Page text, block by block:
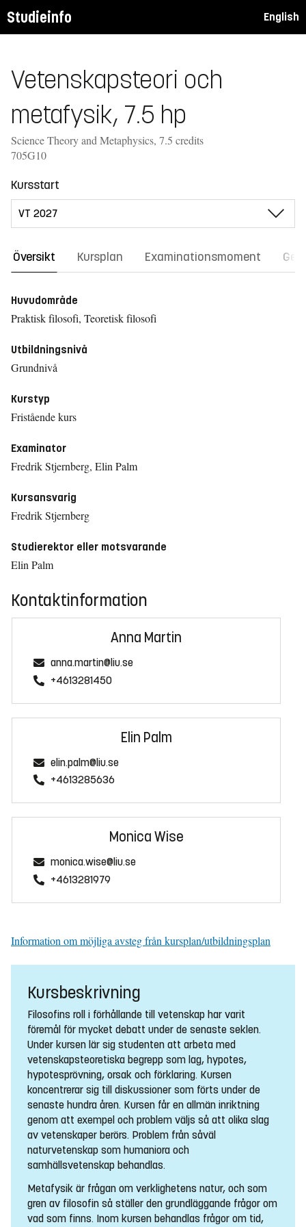
Studieinfo English
Vetenskapsteori och
metafysik, 7.5 hp
Science Theory and Metaphysics, 7.5 credits
705G10
Kursstart
Översikt Kursplan Examinationsmoment
Huvudområde
Praktisk filosofi, Teoretisk filosofi
Utbildningsnivå
Grundnivå
Kurstyp
Fristående kurs
Examinator
Fredrik Stjernberg, Elin Palm
Kursansvarig
Fredrik Stjernberg
Studierektor eller motsvarande
Elin Palm
Kontaktinformation
Anna Martin
anna.martin@liu.se
+4613281450
Elin Palm
elin.palm@liu.se
+4613285636
Monica Wise
monica.wise@liu.se
+4613281979
Information om möjliga avsteg från kursplan/utbildningsplan
Kursbeskrivning
Filosofins roll i förhållande till vetenskap har varit
föremål för mycket debatt under de senaste seklen.
Under kursen lär sig studenten att arbeta med
vetenskapsteoretiska begrepp som lag, hypotes,
hypotesprövning, orsak och förklaring. Kursen
koncentrerar sig till diskussioner som förts under de
senaste hundra åren. Kursen får en allmän inriktning
genom att exempel och problem väljs så att olika slag
av vetenskaper berörs. Problem från såväl
naturvetenskap som humaniora och
samhällsvetenskap behandlas.
Metafysik är frågan om verklighetens natur, och som
gren av filosofin så ställer den grundläggande frågor om
vad som finns. Inom kursen behandlas frågor om tid,